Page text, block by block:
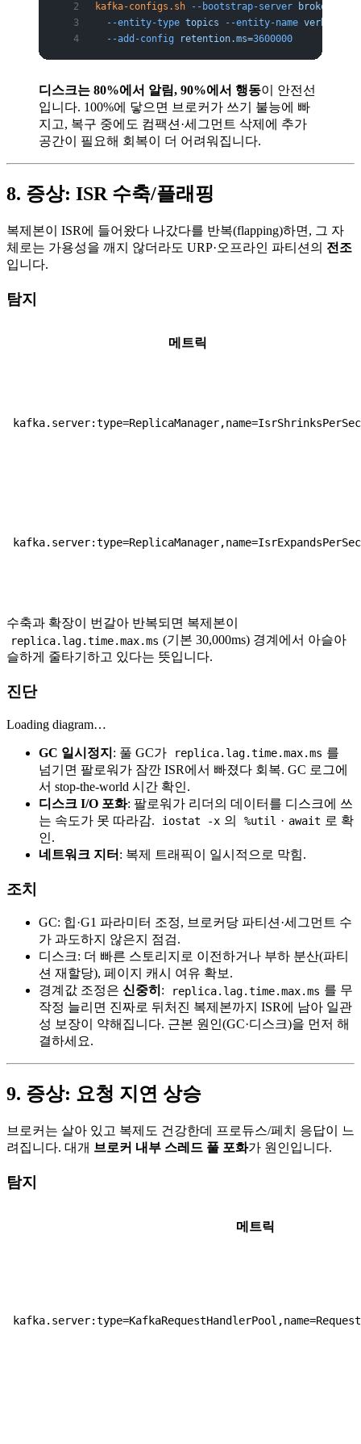
kafka-configs.sh --bootstrap-server broker:9092
  --entity-type
topics --entity-name verbose-
  --add-config
retention.ms=3600000
디스크는 80%에서 알림, 90%에서 행동이 안전선
입니다. 100%에 닿으면 브로커가 쓰기 불능에 빠
지고, 복구 중에도 컴팩션·세그먼트 삭제에 추가
공간이 필요해 회복이 더 어려워집니다.
8. 증상: ISR 수축/플래핑
복제본이 ISR에 들어왔다 나갔다를 반복(flapping)하면, 그 자
체로는 가용성을 깨지 않더라도 URP·오프라인 파티션의 전조
입니다.
탐지
메트릭
kafka.server:type=ReplicaManager,name=IsrShrinksPerSec
kafka.server:type=ReplicaManager,name=IsrExpandsPerSec
수축과 확장이 번갈아 반복되면 복제본이
replica.lag.time.max.ms (기본 30,000ms) 경계에서 아슬아
슬하게 줄타기하고 있다는 뜻입니다.
진단
Loading diagram…
GC 일시정지 : 풀 GC가 replica.lag.time.max.ms 를
넘기면 팔로워가 잠깐 ISR에서 빠졌다 회복. GC 로그에
서 stop-the-world 시간 확인.
디스크 I/O 포화: 팔로워가 리더의 데이터를 디스크에 쓰
는 속도가 못 따라감.
iostat -x 의 %util · await 로 확
인.
네트워크 지터 : 복제 트래픽이 일시적으로 막힘.
조치
GC: 힙·G1 파라미터 조정, 브로커당 파티션·세그먼트 수
가 과도하지 않은지 점검.
디스크: 더 빠른 스토리지로 이전하거나 부하 분산(파티
션 재할당), 페이지 캐시 여유 확보.
경계값 조정은 신중히 : replica.lag.time.max.ms 를 무
작정 늘리면 진짜로 뒤처진 복제본까지 ISR에 남아 일관
성 보장이 약해집니다. 근본 원인(GC·디스크)을 먼저 해
결하세요.
9. 증상: 요청 지연 상승
브로커는 살아 있고 복제도 건강한데 프로듀스/페치 응답이 느
려집니다. 대개 브로커 내부 스레드 풀 포화가 원인입니다.
탐지
메트릭